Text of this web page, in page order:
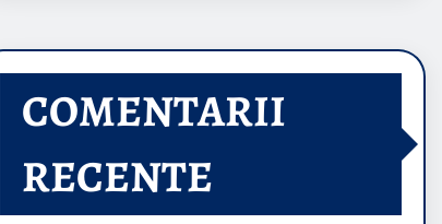
COMENTARII
RECENTE